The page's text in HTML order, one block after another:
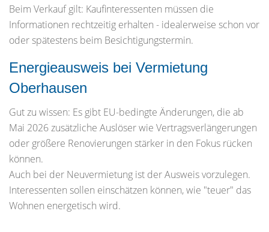
Beim Verkauf gilt: Kaufinteressenten müssen die
Informationen rechtzeitig erhalten - idealerweise schon vor
oder spätestens beim Besichtigungstermin.
Energieausweis bei Vermietung
Oberhausen
Gut zu wissen: Es gibt EU-bedingte Änderungen, die ab
Mai 2026 zusätzliche Auslöser wie Vertragsverlängerungen
oder größere Renovierungen stärker in den Fokus rücken
können.
Auch bei der Neuvermietung ist der Ausweis vorzulegen.
Interessenten sollen einschätzen können, wie "teuer" das
Wohnen energetisch wird.